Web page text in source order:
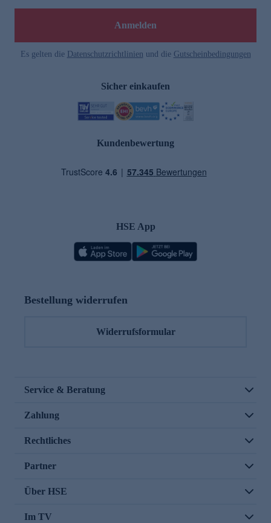
Anmelden
Es gelten die Datenschutzrichtlinien und die Gutscheinbedingungen
Sicher einkaufen
Kundenbewertung
HSE App
Bestellung widerrufen
Widerrufsformular
Service & Beratung
Zahlung
Rechtliches
Partner
Über HSE
Im TV